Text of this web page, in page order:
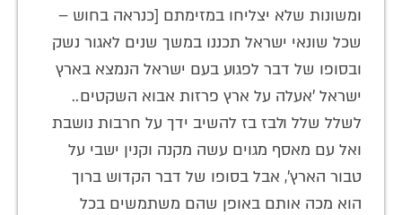
ומשונות שלא יצליחו במזימתם [כנראה בחוש –
שכל שונאי ישראל תכננו במשך שנים לאגור נשק
ובסופו של דבר לפגוע בעם ישראל הנמצא בארץ
ישראל 'אעלה על ארץ פרזות אבוא השקטים..
לשלל שלל ולבז בז להשיב ידך על חרבות נושבת
ואל עם מאסף מגוים עשה מקנה וקנין ישבי על
טבור הארץ', אבל בסופו של דבר הקדוש ברוך
הוא מכה אותם באופן שהם משתמשים בכל